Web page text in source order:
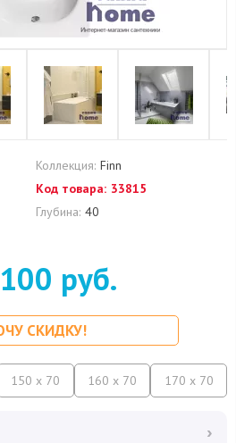
Коллекция: Finn
Код товара: 33815
Глубина: 40
руб.
СКИДКУ!
150 x 70 160 x 70 170 x 70
›